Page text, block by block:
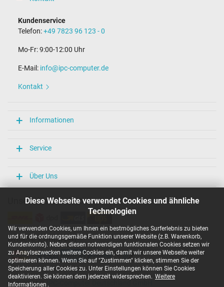
Diese Webseite verwendet Cookies und ähnliche
Technologien
Wir verwenden Cookies, um Ihnen ein bestmögliches Surferlebnis zu bieten
und für die ordnungsgemäße Funktion unserer Website (z.B. Warenkorb,
Kundenkonto). Neben diesen notwendigen funktionalen Cookies setzen wir
zu Anaylsezwecken weitere Cookies ein, damit wir unsere Webseite weiter
optimieren können. Wenn Sie auf "Zustimmen" klicken, stimmen Sie der
Speicherung aller Cookies zu. Unter Einstellungen können Sie Cookies
deaktivieren. Sie können dem jederzeit widersprechen. Weitere
Informationen .
Kundenservice
Telefon:+49 7823 96 123 - 0
Mo-Fr: 9:00-12:00 Uhr
E-Mail: info@ipc-computer.de
Kontakt
Informationen
Service
Über Uns
Unsere Versandarten
Unsere Zahlarten
Copyright ©